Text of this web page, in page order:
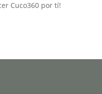
Cuco360 por tí!